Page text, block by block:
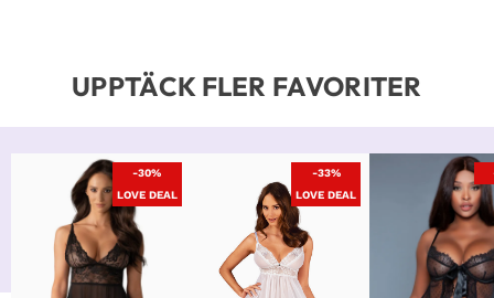
UPPTÄCK FLER FAVORITER
-30%
LOVE DEAL
-33%
LOVE DEAL